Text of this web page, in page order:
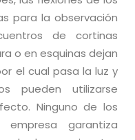
para la observación
de cortinas
o en esquinas dejan
el cual pasa la luz y
pueden utilizarse
Ninguno de los
garantiza